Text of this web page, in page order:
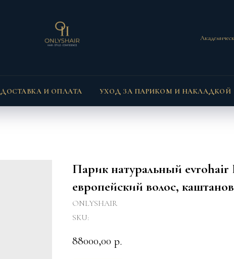
ДОСТАВКА И ОПЛАТА УХОД ЗА ПАРИКОМ И НАКЛАДКОЙ
Парик натуральный evrohair
европейский волос,
ONLYSHAIR
SKU:
88000,00 р.